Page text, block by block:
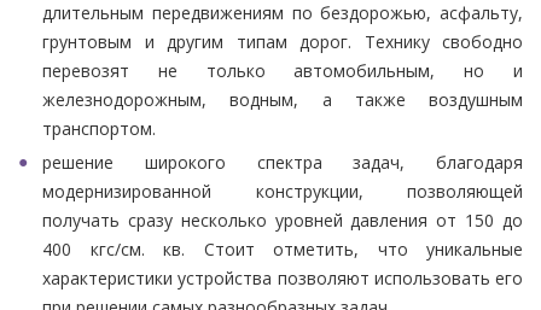
длительным передвижениям по бездорожью, асфальту,
грунтовым и другим типам дорог. Технику свободно
перевозят не только автомобильным, но и
железнодорожным, водным, а также воздушным
транспортом.
решение широкого спектра задач, благодаря
модернизированной конструкции, позволяющей
получать сразу несколько уровней давления от 150 до
400 кгс/см. кв. Стоит отметить, что уникальные
характеристики устройства позволяют использовать его